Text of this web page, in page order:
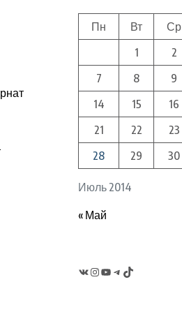
Июль 2014
Пн Вт Ср
1
2
7
8 9
14
15 16
21
22 23
28
29 30
« Май
Instagram
YouTubeTelegram
TikTok